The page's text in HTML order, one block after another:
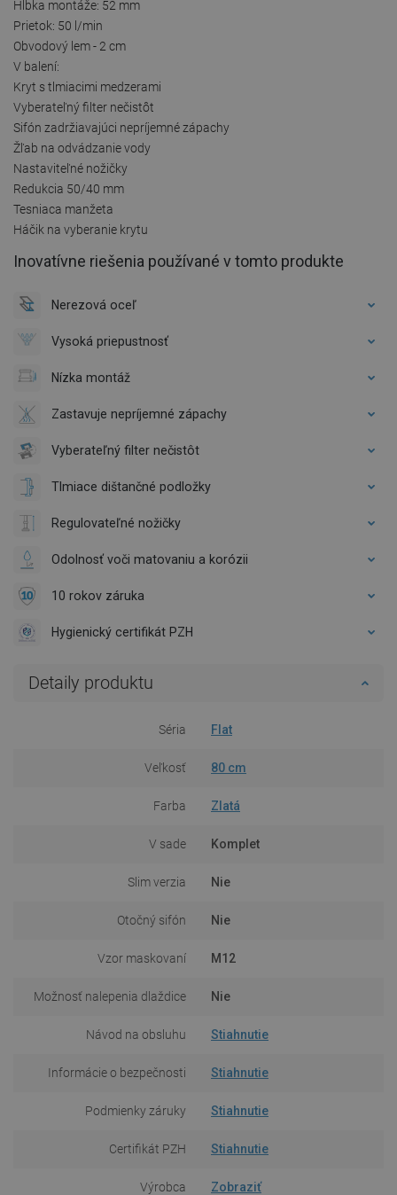
Hĺbka montáže: 52 mm
Prietok: 50 l/min
Obvodový lem - 2 cm
V balení:
Kryt s tlmiacimi medzerami
Vyberateľný filter nečistôt
Sifón zadržiavajúci nepríjemné zápachy
Žľab na odvádzanie vody
Nastaviteľné nožičky
Redukcia 50/40 mm
Tesniaca manžeta
Háčik na vyberanie krytu
Inovatívne riešenia používané v tomto produkte
Nerezová oceľ
Vysoká priepustnosť
Nízka montáž
Zastavuje nepríjemné zápachy
Vyberateľný filter nečistôt
Tlmiace dištančné podložky
Regulovateľné nožičky
Odolnosť voči matovaniu a korózii
10 rokov záruka
Hygienický certifikát PZH
Detaily produktu
Séria Flat
Veľkosť 80 cm
Farba Zlatá
V sade Komplet
Slim verzia Nie
Otočný sifón Nie
Vzor maskovaní M12
Možnosť nalepenia dlaždice Nie
Návod na obsluhu Stiahnutie
Informácie o bezpečnosti Stiahnutie
Podmienky záruky Stiahnutie
Certifikát PZH Stiahnutie
Výrobca Zobraziť